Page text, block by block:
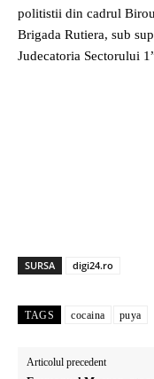
politistii din cadrul
Brigada Rutiera, sub
Judecatoria Sectorului
SURSA digi24.ro
TAGS cocaina puya
Articolul precedent